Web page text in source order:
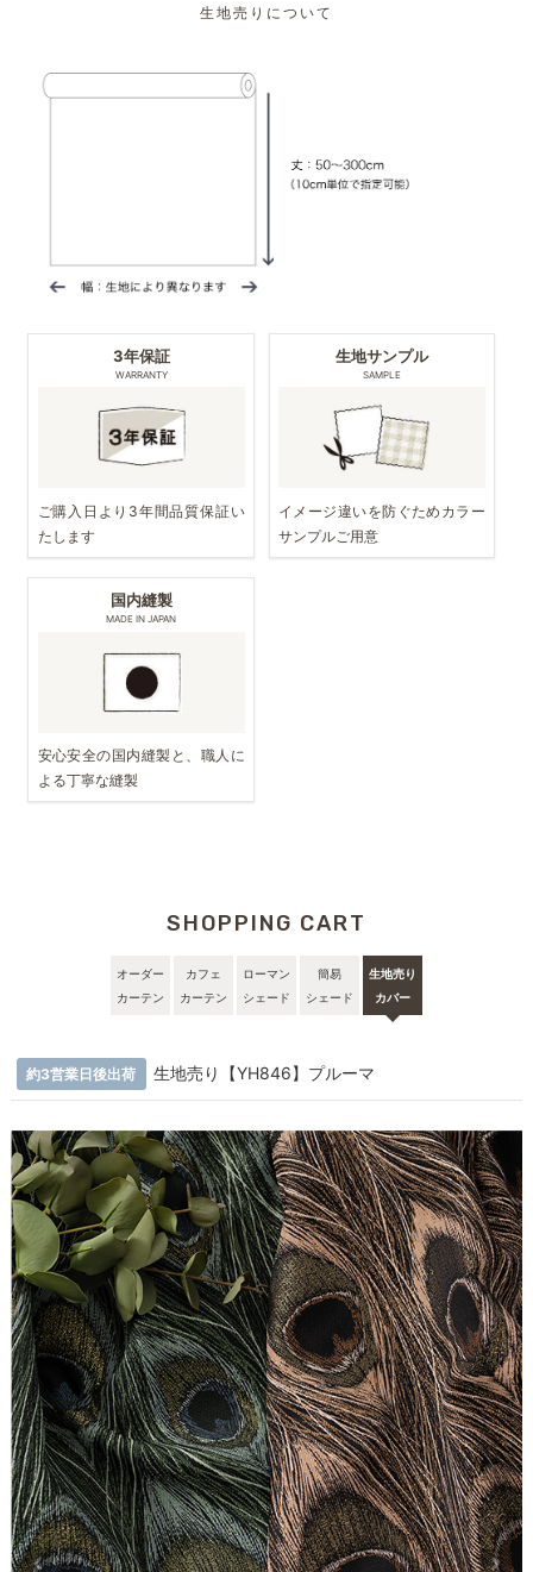
生地売りについて
3年保証
WARRANTY
ご購入日より3年間品質保証い
たします
生地サンプル
SAMPLE
イメージ違いを防ぐためカラー
サンプルご用意
国内縫製
MADE IN JAPAN
安心安全の国内縫製と、職人に
よる丁寧な縫製
SHOPPING CART
オーダー
カーテン
カフェ
カーテン
ローマン
シェード
簡易
シェード
生地売り
カバー
約3営業日後出荷 生地売り【YH846】プルーマ